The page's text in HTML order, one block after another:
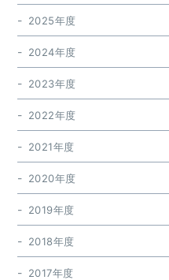
2025年度
2024年度
2023年度
2022年度
2021年度
2020年度
2019年度
2018年度
2017年度